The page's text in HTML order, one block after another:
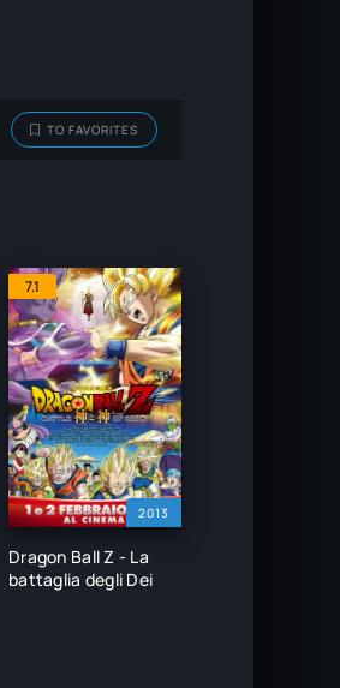
TO FAVORITES
2013
7.1
Dragon Ball Z - La
battaglia degli Dei